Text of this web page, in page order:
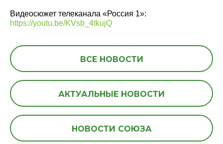
Видеосюжет телеканала «Россия 1»:
https://youtu.be/KVsb_4tkujQ
ВСЕ НОВОСТИ
АКТУАЛЬНЫЕ НОВОСТИ
НОВОСТИ СОЮЗА